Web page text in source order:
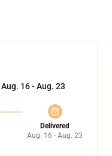
Aug. 16 - Aug. 23
Delivered
Aug. 16 - Aug. 23